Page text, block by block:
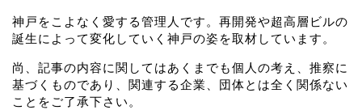
神戸をこよなく愛する管理人です。再開発や超高層ビルの
誕生によって変化していく神戸の姿を取材しています。
尚、記事の内容に関してはあくまでも個人の考え、推察に
基づくものであり、関連する企業、団体とは全く関係ない
ことをご了承下さい。